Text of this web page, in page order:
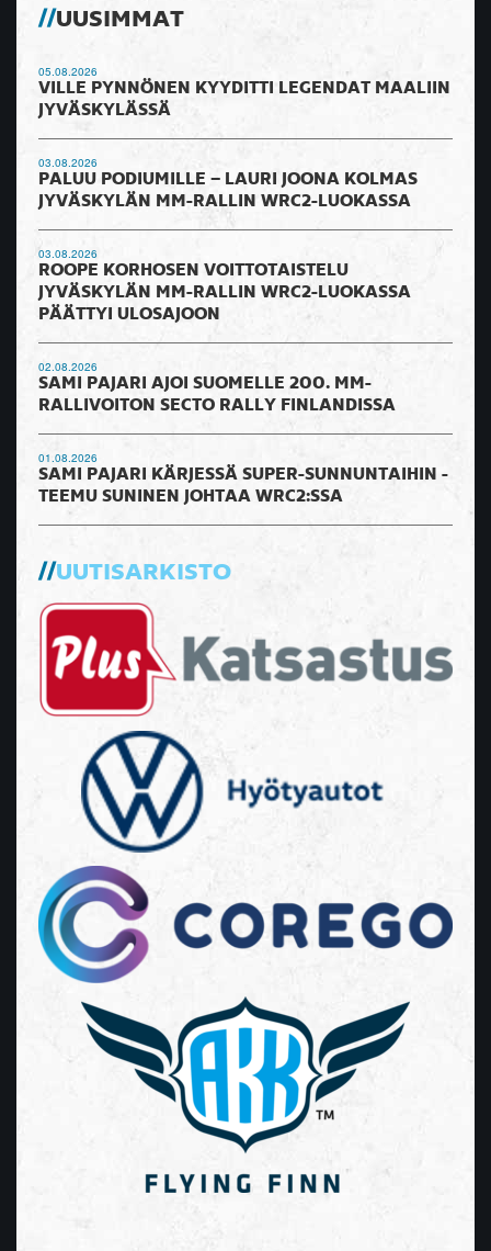
UUSIMMAT
05.08.2026
VILLE PYNNÖNEN KYYDITTI LEGENDAT MAALIIN
JYVÄSKYLÄSSÄ
03.08.2026
PALUU PODIUMILLE – LAURI JOONA KOLMAS
JYVÄSKYLÄN MM-RALLIN WRC2-LUOKASSA
03.08.2026
ROOPE KORHOSEN VOITTOTAISTELU
JYVÄSKYLÄN MM-RALLIN WRC2-LUOKASSA
PÄÄTTYI ULOSAJOON
02.08.2026
SAMI PAJARI AJOI SUOMELLE 200. MM-
RALLIVOITON SECTO RALLY FINLANDISSA
01.08.2026
SAMI PAJARI KÄRJESSÄ SUPER-SUNNUNTAIHIN -
TEEMU SUNINEN JOHTAA WRC2:SSA
UUTISARKISTO